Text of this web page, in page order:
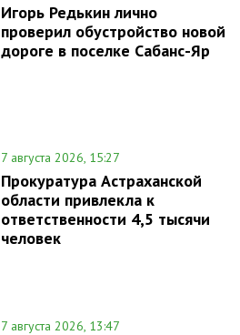
Игорь Редькин лично
проверил обустройство новой
дороге в поселке Сабанс-Яр
7 августа 2026, 15:27
Прокуратура Астраханской
области привлекла к
ответственности 4,5 тысячи
человек
7 августа 2026, 13:47